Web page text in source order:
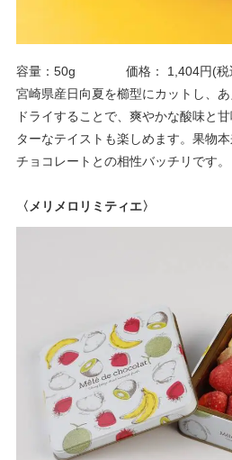
容量：50g 価格： 1,404円(税
宮崎県産日向夏を櫛型にカットし、
ドライすることで、爽やかな酸味と
ターなテイストも楽しめます。果物
チョコレートとの相性バッチリです。
〈メリメロリミティエ〉